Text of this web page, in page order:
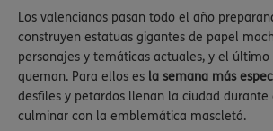
Los valencianos pasan todo el año
construyen estatuas gigantes de papel
personajes y temáticas actuales, y el
queman. Para ellos es la semana más
desfiles y petardos llenan la ciudad durante
culminar con la emblemática mascletá.